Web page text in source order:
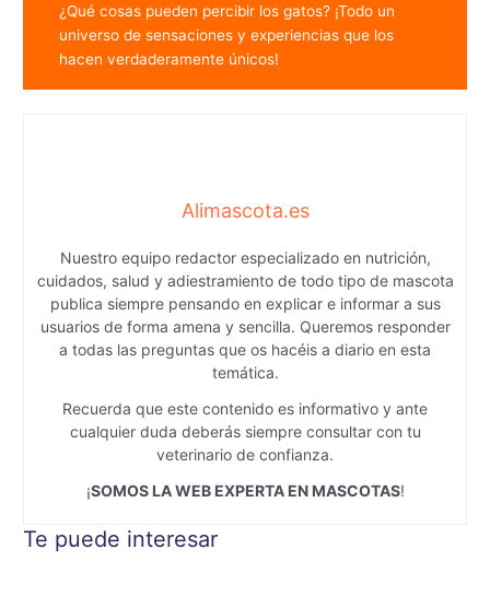
¿Qué cosas pueden percibir los gatos? ¡Todo un
universo de sensaciones y experiencias que los
hacen verdaderamente únicos!
Alimascota.es
Nuestro equipo redactor especializado en nutrición,
cuidados, salud y adiestramiento de todo tipo de mascota
publica siempre pensando en explicar e informar a sus
usuarios de forma amena y sencilla. Queremos responder
a todas las preguntas que os hacéis a diario en esta
temática.
Recuerda que este contenido es informativo y ante
cualquier duda deberás siempre consultar con tu
veterinario de confianza.
¡SOMOS LA WEB EXPERTA EN MASCOTAS!
Te puede interesar